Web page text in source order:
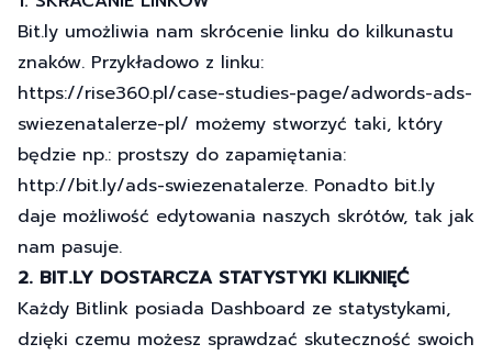
Bit.ly umożliwia nam skrócenie linku do kilkunastu
znaków. Przykładowo z linku:
https://rise360.pl/case-studies-page/adwords-ads-
swiezenatalerze-pl/ możemy stworzyć taki, który
będzie np.: prostszy do zapamiętania:
http://bit.ly/ads-swiezenatalerze. Ponadto bit.ly
daje możliwość edytowania naszych skrótów, tak jak
nam pasuje.
2. BIT.LY DOSTARCZA STATYSTYKI KLIKNIĘĆ
Każdy Bitlink posiada Dashboard ze statystykami,
dzięki czemu możesz sprawdzać skuteczność swoich